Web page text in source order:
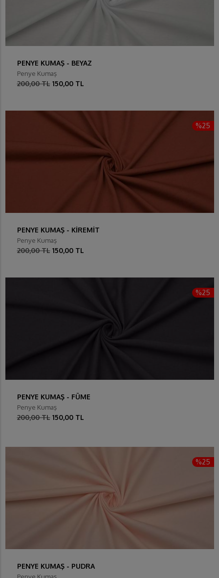
PENYE KUMAŞ - BEYAZ
Penye Kumaş
200,00 TL 150,00 TL
%25
PENYE KUMAŞ - KİREMİT
Penye Kumaş
200,00 TL 150,00 TL
%25
PENYE KUMAŞ - FÜME
Penye Kumaş
200,00 TL 150,00 TL
%25
PENYE KUMAŞ - PUDRA
Penye Kumaş